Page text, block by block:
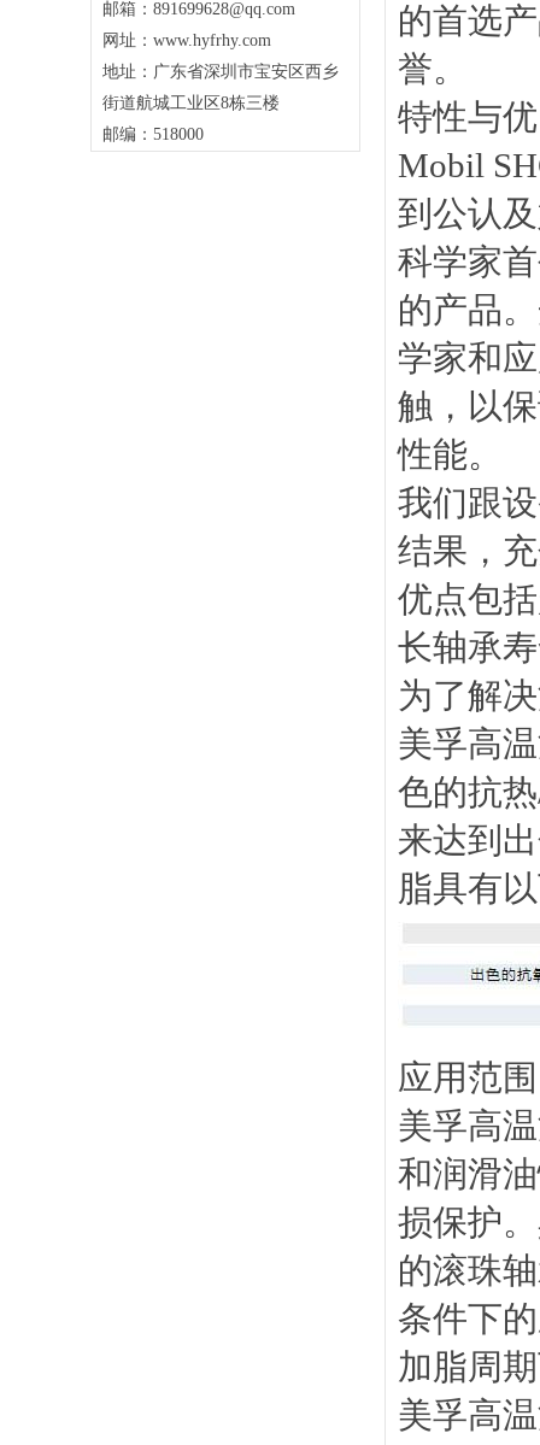
邮箱：891699628@qq.com
网址：www.hyfrhy.com
地址：广东省深圳市宝安区西乡
街道航城工业区8栋三楼
邮编：518000
的首选
誉。
特性与
Mobil
到公认
科学家
的产品
学家和
触，以
性能。
我们跟
结果，
优点包
长轴承
为了解
美孚高
色的抗
来达到
脂具有
应用范围
美孚高
和润滑
损保护
的滚珠
条件下
加脂周
美孚高